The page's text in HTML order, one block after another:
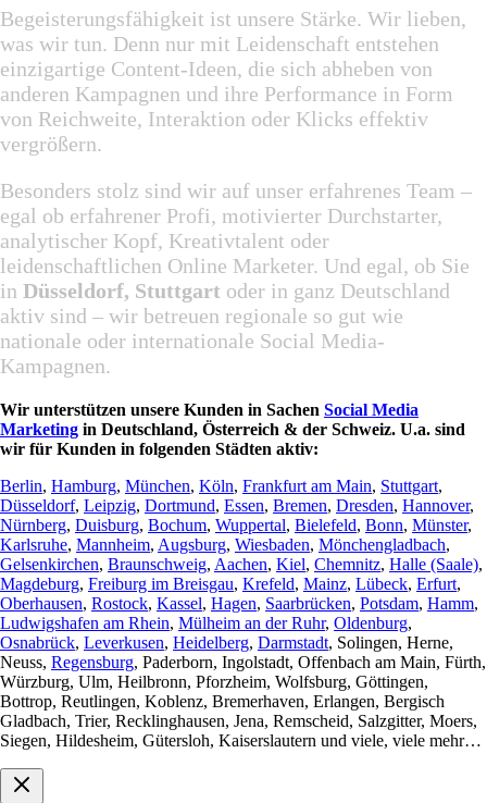
Begeisterungsfähigkeit ist unsere Stärke. Wir lieben,
was wir tun. Denn nur mit Leidenschaft entstehen
einzigartige Content-Ideen, die sich abheben von
anderen Kampagnen und ihre Performance in Form
von Reichweite, Interaktion oder Klicks effektiv
vergrößern.
Besonders stolz sind wir auf unser erfahrenes Team –
egal ob erfahrener Profi, motivierter Durchstarter,
analytischer Kopf, Kreativtalent oder
leidenschaftlichen Online Marketer. Und egal, ob Sie
in Düsseldorf, Stuttgart oder in ganz Deutschland
aktiv sind – wir betreuen regionale so gut wie
nationale oder internationale Social Media-
Kampagnen.
Wir unterstützen unsere Kunden in Sachen Social Media
Marketing in Deutschland, Österreich & der Schweiz. U.a. sind
wir für Kunden in folgenden Städten aktiv:
Berlin, Hamburg, München, Köln, Frankfurt am Main, Stuttgart,
Düsseldorf, Leipzig, Dortmund, Essen, Bremen, Dresden, Hannover,
Nürnberg, Duisburg, Bochum, Wuppertal, Bielefeld, Bonn, Münster,
Karlsruhe, Mannheim, Augsburg, Wiesbaden, Mönchengladbach,
Gelsenkirchen, Braunschweig, Aachen, Kiel, Chemnitz, Halle (Saale),
Magdeburg, Freiburg im Breisgau, Krefeld, Mainz, Lübeck, Erfurt,
Oberhausen, Rostock, Kassel, Hagen, Saarbrücken, Potsdam, Hamm,
Ludwigshafen am Rhein, Mülheim an der Ruhr, Oldenburg,
Osnabrück, Leverkusen, Heidelberg, Darmstadt, Solingen, Herne,
Neuss, Regensburg, Paderborn, Ingolstadt, Offenbach am Main, Fürth,
Würzburg, Ulm, Heilbronn, Pforzheim, Wolfsburg, Göttingen,
Bottrop, Reutlingen, Koblenz, Bremerhaven, Erlangen, Bergisch
Gladbach, Trier, Recklinghausen, Jena, Remscheid, Salzgitter, Moers,
Siegen, Hildesheim, Gütersloh, Kaiserslautern und viele, viele mehr…